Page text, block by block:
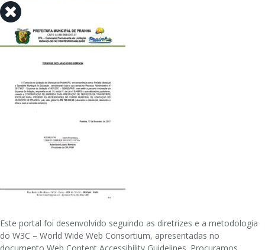
Este portal foi desenvolvido seguindo as diretrizes e a metodologia
do W3C – World Wide Web Consortium, apresentadas no